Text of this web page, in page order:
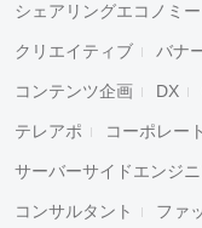
シェアリングエコノミー
クリエイティブ バナ
コンテンツ企画 DX
テレアポ コーポレート
サーバーサイドエンジ
コンサルタント ファ